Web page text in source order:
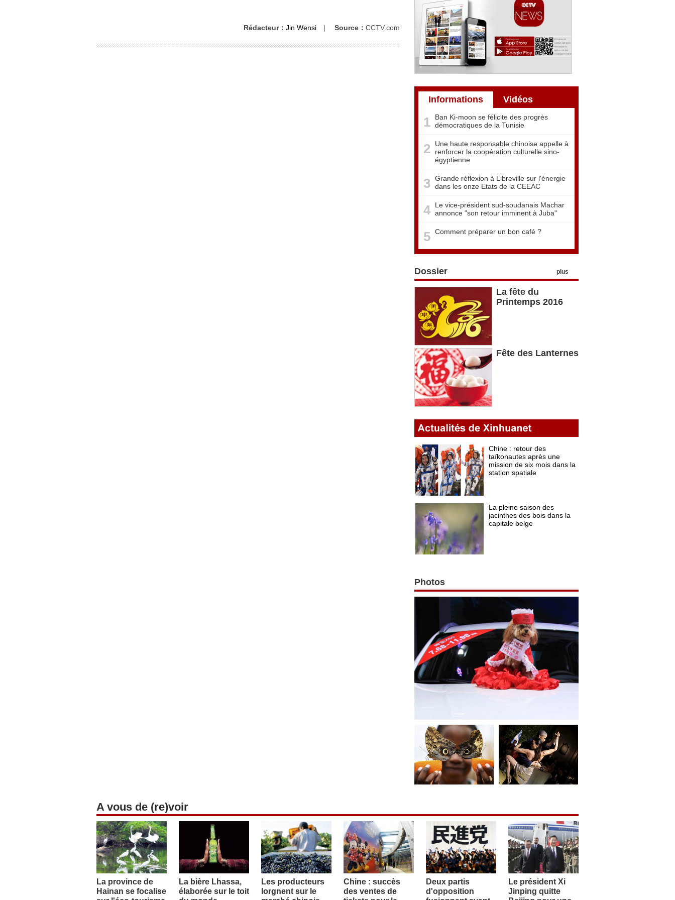
Rédacteur： Jin Wensi | Source： CCTV.com
Informations Vidéos
1
Ban Ki-moon se félicite des progrès
démocratiques de la Tunisie
2
Une haute responsable chinoise appelle à
renforcer la coopération culturelle sino-
égyptienne
3 Grande réflexion à Libreville sur l'énergie
dans les onze Etats de la CEEAC
4
Le vice-président sud-soudanais Machar
annonce "son retour imminent à Juba"
5 Comment préparer un bon café ?
Dossier plus
La fête du
Printemps 2016
Fête des Lanternes
Photos
A vous de (re)voir
La province de
Hainan se focalise
La bière Lhassa,
élaborée sur le toit
Les producteurs
lorgnent sur le
Chine : succès
des ventes de
Deux partis
d'opposition
Le président Xi
Jinping quitte